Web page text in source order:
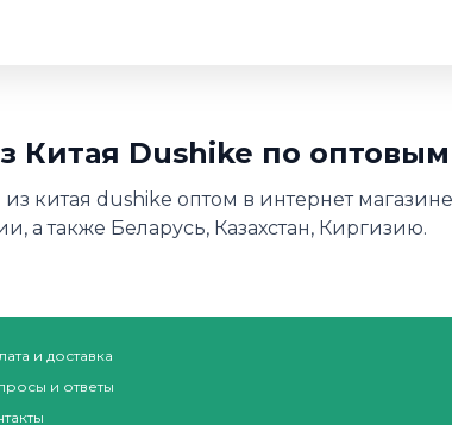
Китая Dushike по
из китая dushike оптом в интернет
а также Беларусь, Казахстан, Киргизию.
и доставка
и ответы